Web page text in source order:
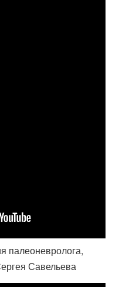
палеоневролога,
Савельева